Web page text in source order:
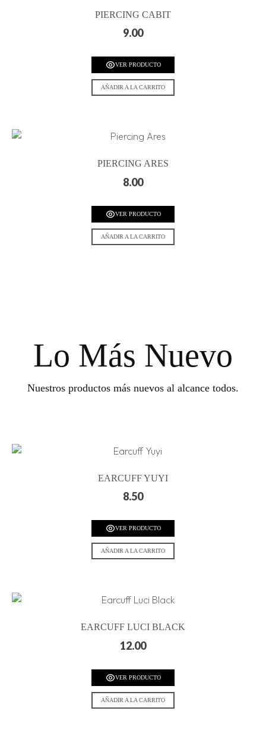
PIERCING CABIT
9.00
VER PRODUCTO
AÑADIR A LA CARRITO
PIERCING ARES
8.00
VER PRODUCTO
AÑADIR A LA CARRITO
Lo Más Nuevo
Nuestros productos más nuevos al alcance todos.
EARCUFF YUYI
8.50
VER PRODUCTO
AÑADIR A LA CARRITO
EARCUFF LUCI BLACK
12.00
VER PRODUCTO
AÑADIR A LA CARRITO